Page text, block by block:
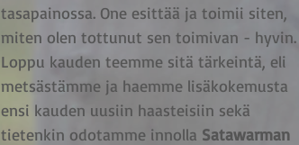
tasapainossa. One esittää ja toimii siten,
miten olen tottunut sen toimivan - hyvin.
Loppu kauden teemme sitä tärkeintä, eli
metsästämme ja haemme lisäkokemusta
ensi kauden uusiin haasteisiin sekä
tietenkin odotamme innolla Satawarman